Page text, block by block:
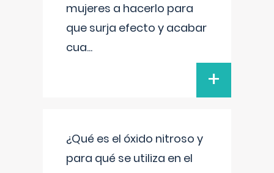
mujeres a hacerlo para
que surja efecto y acabar
cua...
+
¿Qué es el óxido nitroso y
para qué se utiliza en el